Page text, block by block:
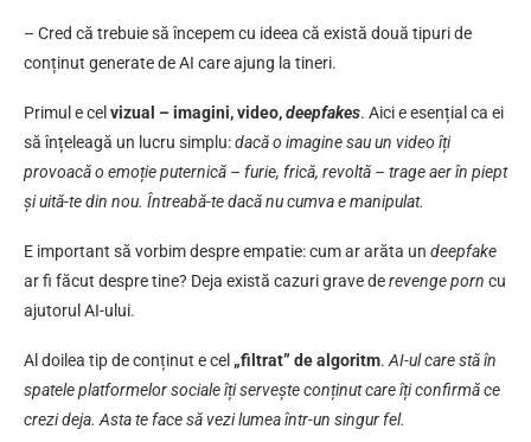
– Cred că trebuie să începem cu ideea că există două tipuri de
conținut generate de AI care ajung la tineri.
Primul e cel vizual – imagini, video,deepfakes. Aici e esențial ca ei
să înțeleagă un lucru simplu:dacă o imagine sau un video îți
provoacă o emoție puternică – furie, frică, revoltă – trage aer în piept
și uită-te din nou. Întreabă-te dacă nu cumva e manipulat.
E important să vorbim despre empatie: cum ar arăta un deepfake
ar fi făcut despre tine? Deja există cazuri grave derevenge porn cu
ajutorul AI-ului.
Al doilea tip de conținut e cel „filtrat” de algoritm. AI-ul care stă în
spatele platformelor sociale îți servește conținut care îți confirmă ce
crezi deja. Asta te face să vezi lumea într-un singur fel.